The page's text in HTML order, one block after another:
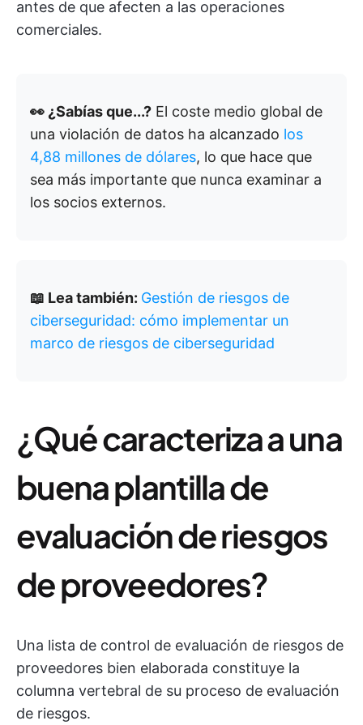
antes de que afecten a las operaciones
comerciales.
👀 ¿Sabías que...? El coste medio global de
una violación de datos ha alcanzado los
4,88 millones de dólares, lo que hace que
sea más importante que nunca examinar a
los socios externos.
📖 Lea también: Gestión de riesgos de
ciberseguridad: cómo implementar un
marco de riesgos de ciberseguridad
¿Qué caracteriza a una
buena plantilla de
evaluación de riesgos
de proveedores?
Una lista de control de evaluación de riesgos de
proveedores bien elaborada constituye la
columna vertebral de su proceso de evaluación
de riesgos.